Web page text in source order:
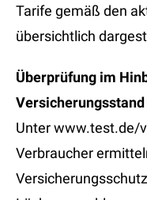
Tarife gemäß den
übersichtlich
Überprüfung im
Unter www.test.de/
Verbraucher